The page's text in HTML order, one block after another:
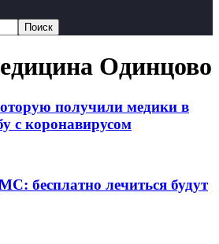
Одинцово
получили медики в
с коронавирусом
бесплатно лечиться будут